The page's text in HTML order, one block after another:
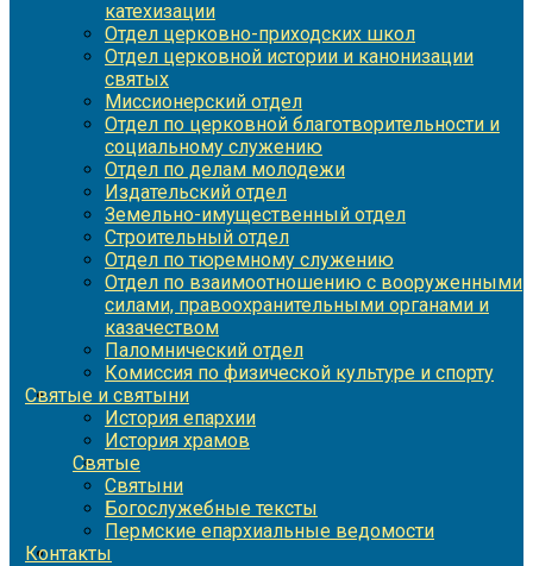
катехизации
Отдел церковно-приходских школ
Отдел церковной истории и канонизации
святых
Миссионерский отдел
Отдел по церковной благотворительности и
социальному служению
Отдел по делам молодежи
Издательский отдел
Земельно-имущественный отдел
Строительный отдел
Отдел по тюремному служению
Отдел по взаимоотношению с вооруженными
силами, правоохранительными органами и
казачеством
Паломнический отдел
Комиссия по физической культуре и спорту
Святые и святыни
История епархии
История храмов
Святые
Святыни
Богослужебные тексты
Пермские епархиальные ведомости
Контакты